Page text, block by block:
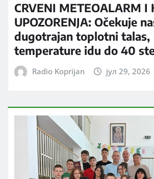
CRVENI METEOALARM I
UPOZORENJA: Očekuje
dugotrajan toplotni talas,
temperature idu do 40
Radio Koprijan јул 29, 2026